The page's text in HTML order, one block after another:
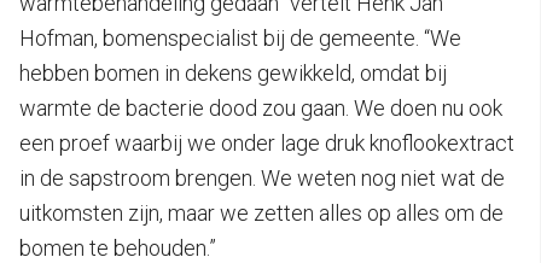
Hofman, bomenspecialist bij de gemeente. “We
hebben bomen in dekens gewikkeld, omdat bij
warmte de bacterie dood zou gaan. We doen nu ook
een proef waarbij we onder lage druk knoflookextract
in de sapstroom brengen. We weten nog niet wat de
uitkomsten zijn, maar we zetten alles op alles om de
bomen te behouden.”